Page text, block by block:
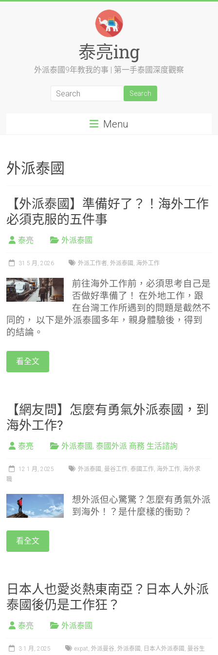
泰亮ing
外派泰國9年教我的事 | 第一手泰國深度觀察
Menu
外派泰國
【外派泰國】準備好了？！海外工作
必須克服的五件事
泰亮 外派泰國
31 5 月, 2026 外派工作者,外派泰國 , 海外工作
前往海外工作前，必須思考自己是
否做好準備了！ 在外地工作，跟
在台灣工作所遇到的問題是截然不
同的， 以下是外派泰國多年，親身體驗後，得到
的結論。
看全文
【網友問】怎麼有勇氣外派泰國，到
海外工作?
泰亮 外派泰國,泰國外派 商務 生活諮詢
12 1 月, 2025 外派泰國 , 曼谷工作,泰國工作, 海外工作, 海外求
職
想外派但心驚驚？怎麼有勇氣外派
到海外！？是什麼樣的衝勁？
看全文
日本人也愛炎熱東南亞？日本人外派
泰國後仍是工作狂？
泰亮 外派泰國
3 1 月, 2025 expat,外派曼谷,外派泰國 , 日本人外派泰國 , 曼谷生